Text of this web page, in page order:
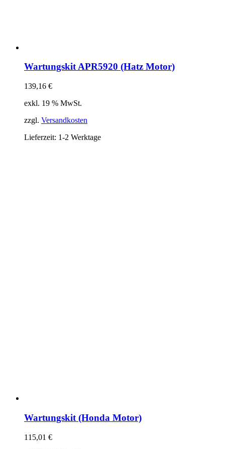
Wartungskit APR5920 (Hatz Motor)
139,16 €
exkl. 19 % MwSt.
zzgl. Versandkosten
Lieferzeit: 1-2 Werktage
Wartungskit (Honda Motor)
115,01 €